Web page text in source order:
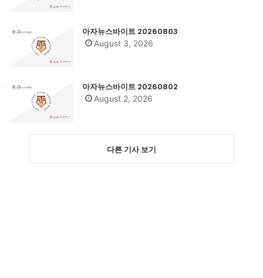
아자뉴스바이트 20260803
August 3, 2026
아자뉴스바이트 20260802
August 2, 2026
다른 기사 보기